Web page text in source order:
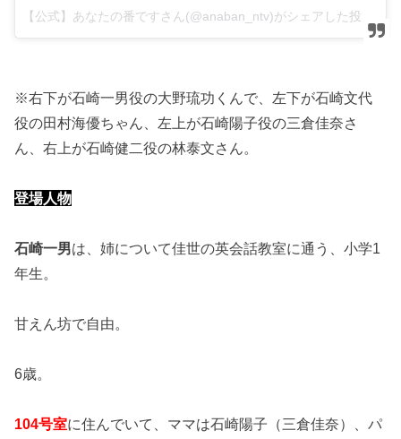
※右下が石崎一男役の大野琉功くんで、左下が石崎文代
役の田村海優ちゃん、左上が石崎陽子役の三倉佳奈さ
ん、右上が石崎健二役の林泰文さん。
登場人物
石崎一男は、姉について佳世の英会話教室に通う、小学1
年生。
甘えん坊で自由。
6歳。
104号室に住んでいて、ママは石崎陽子（三倉佳奈）、パ